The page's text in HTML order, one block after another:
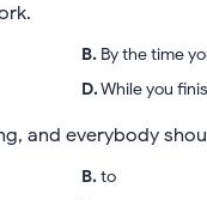
B. By the time
D.While you
and everybody
B.to